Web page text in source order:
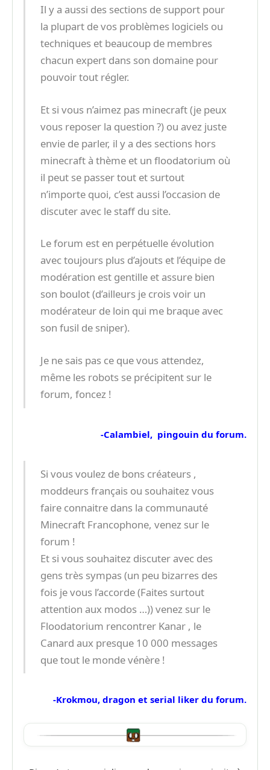
Il y a aussi des sections de support pour
la plupart de vos problèmes logiciels ou
techniques et beaucoup de membres
chacun expert dans son domaine pour
pouvoir tout régler.
Et si vous n’aimez pas minecraft (je peux
vous reposer la question ?) ou avez juste
envie de parler, il y a des sections hors
minecraft à thème et un floodatorium où
il peut se passer tout et surtout
n’importe quoi, c’est aussi l’occasion de
discuter avec le staff du site.
Le forum est en perpétuelle évolution
avec toujours plus d’ajouts et l’équipe de
modération est gentille et assure bien
son boulot (d’ailleurs je crois voir un
modérateur de loin qui me braque avec
son fusil de sniper).
Je ne sais pas ce que vous attendez,
même les robots se précipitent sur le
forum, foncez !
-Calambiel, pingouin du forum.
Si vous voulez de bons créateurs ,
moddeurs français ou souhaitez vous
faire connaitre dans la communauté
Minecraft Francophone, venez sur le
forum !
Et si vous souhaitez discuter avec des
gens très sympas (un peu bizarres des
fois je vous l’accorde (Faites surtout
attention aux modos …)) venez sur le
Floodatorium rencontrer Kanar , le
Canard aux presque 10 000 messages
que tout le monde vénère !
-Krokmou, dragon et serial liker du forum.